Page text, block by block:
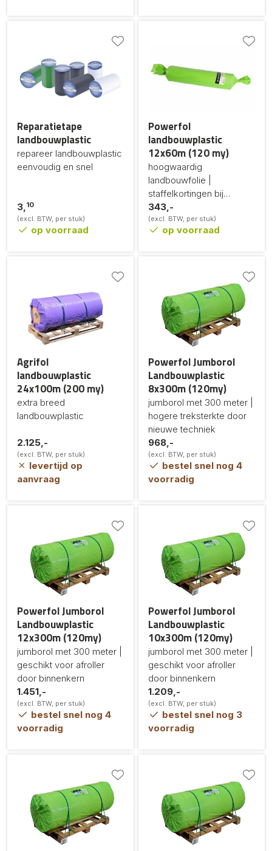
Reparatietape
landbouwplastic
repareer landbouwplastic
eenvoudig en snel
3, 10
(excl. BTW, per stuk)
op voorraad
Powerfol
landbouwplastic
12x60m (120 my)
hoogwaardig
landbouwfolie |
staffelkortingen bij
grotere afname
343,-
(excl. BTW, per stuk)
op voorraad
Agrifol
landbouwplastic
24x100m (200 my)
extra breed
landbouwplastic
2.125,-
(excl. BTW, per stuk)
levertijd op
aanvraag
Powerfol Jumborol
Landbouwplastic
8x300m (120my)
jumborol met 300 meter |
hogere treksterkte door
nieuwe techniek
968,-
(excl. BTW, per stuk)
bestel snel nog 4
voorradig
Powerfol Jumborol
Landbouwplastic
12x300m (120my)
jumborol met 300 meter |
geschikt voor afroller
door binnenkern
1.451,-
(excl. BTW, per stuk)
bestel snel nog 4
voorradig
Powerfol Jumborol
Landbouwplastic
10x300m (120my)
jumborol met 300 meter |
geschikt voor afroller
door binnenkern
1.209,-
(excl. BTW, per stuk)
bestel snel nog 3
voorradig